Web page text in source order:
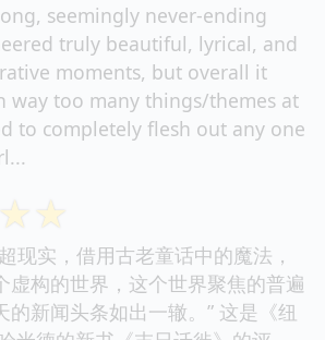
seemingly never-ending
truly beautiful, lyrical, and
moments, but overall it
way too many things/themes at
to completely flesh out any one
☆☆
现实，借用古老童话中的魔法，
虚构的世界，这个世界聚焦的普遍
的新闻头条如出一辙。” 这是《纽